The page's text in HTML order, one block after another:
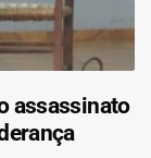
assassinato